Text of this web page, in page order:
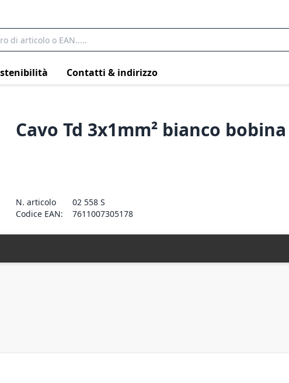
Contatti & indirizzo
Cavo Td 3x1mm² bianco
N. articolo
02 558 S
Codice EAN:
7611007305178